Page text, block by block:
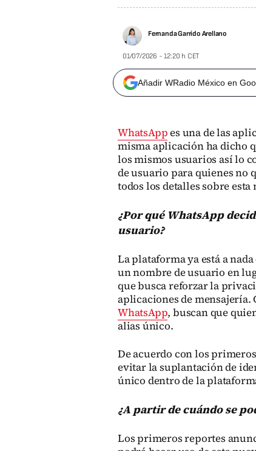
Fernanda Garrido Arellano
01/07/2026 - 12:20 h CET
Añadir WRadio México en
WhatsAppes una de las
misma aplicación ha dicho
los mismos usuarios así lo
de usuario para quienes no
todos los detalles sobre
¿Por qué WhatsApp
usuario?
La plataforma ya está a
un nombre de usuario en
que busca reforzar la
aplicaciones de
WhatsApp, buscan que
alias único.
De acuerdo con los
evitar la suplantación de
único dentro de la
¿A partir de cuándo se
Los primeros reportes